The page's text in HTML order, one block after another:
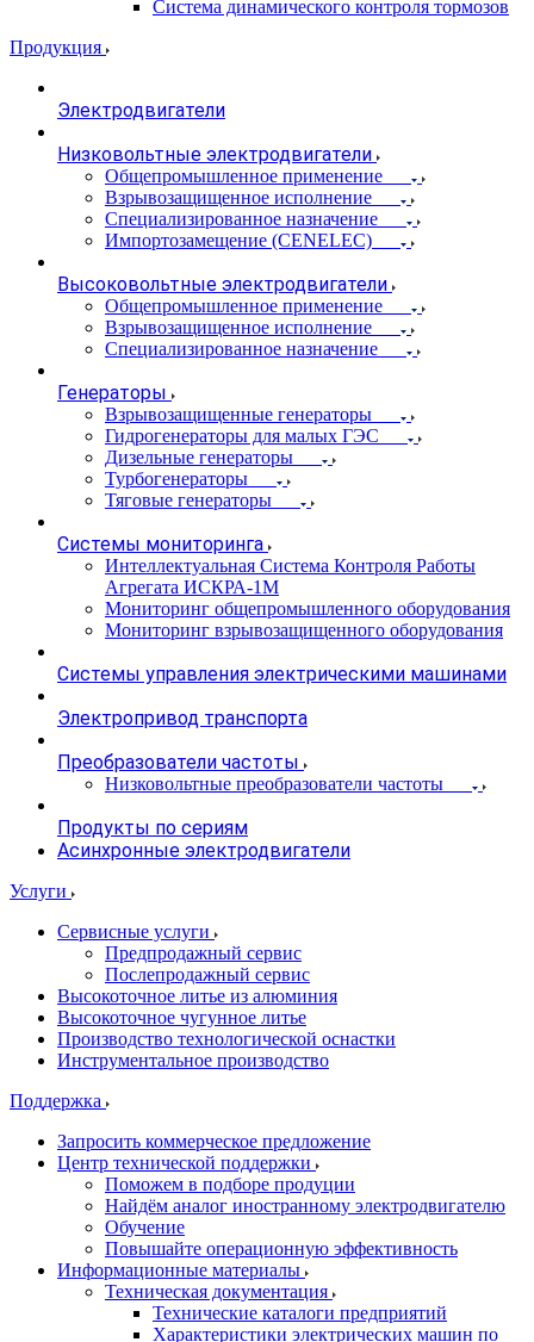
Система динамического контроля тормозов
Продукция
Электродвигатели
Низковольтные электродвигатели
Общепромышленное применение
Взрывозащищенное исполнение
Специализированное назначение
Импортозамещение (CENELEC)
Высоковольтные электродвигатели
Общепромышленное применение
Взрывозащищенное исполнение
Специализированное назначение
Генераторы
Взрывозащищенные генераторы
Гидрогенераторы для малых ГЭС
Дизельные генераторы
Турбогенераторы
Тяговые генераторы
Системы мониторинга
Интеллектуальная Система Контроля Работы
Агрегата ИСКРА-1М
Мониторинг общепромышленного оборудования
Мониторинг взрывозащищенного оборудования
Системы управления электрическими машинами
Электропривод транспорта
Преобразователи частоты
Низковольтные преобразователи частоты
Продукты по сериям
Асинхронные электродвигатели
Услуги
Сервисные услуги
Предпродажный сервис
Послепродажный сервис
Высокоточное литье из алюминия
Высокоточное чугунное литье
Производство технологической оснастки
Инструментальное производство
Поддержка
Запросить коммерческое предложение
Центр технической поддержки
Поможем в подборе продуции
Найдём аналог иностранному электродвигателю
Обучение
Повышайте операционную эффективность
Информационные материалы
Техническая документация
Технические каталоги предприятий
Характеристики электрических машин по